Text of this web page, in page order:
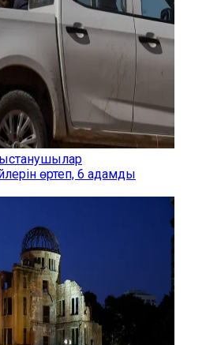
өртеп, 6 адамды